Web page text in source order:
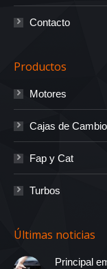
Contacto
Productos
Motores
Cajas de Cambio
Fap y Cat
Turbos
Últimas noticias
Principal